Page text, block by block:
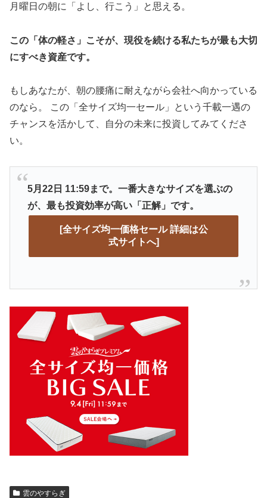
月曜日の朝に「よし、行こう」と思える。
この「体の軽さ」こそが、現役を続ける私たちが最も大切
にすべき資産です。
もしあなたが、朝の腰痛に耐えながら会社へ向かっている
のなら。 この「全サイズ均一セール」という千載一遇の
チャンスを活かして、自分の未来に投資してみてくださ
い。
5月22日 11:59まで。一番大きなサイズを選ぶの
が、最も投資効率が高い「正解」です。
[全サイズ均一価格セール 詳細は公
式サイトへ]
雲のやすらぎ